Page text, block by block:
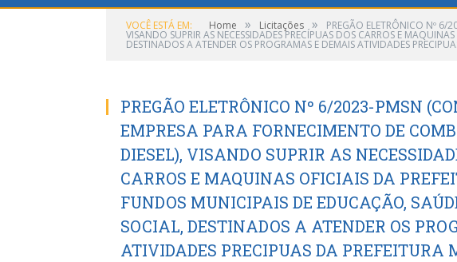
VOCÊ ESTÁ EM: Home » Licitações » PREGÃO ELETRÔNICO Nº 6/
VISANDO SUPRIR AS NECESSIDADES PRECÍPUAS DOS CARROS E
DESTINADOS A ATENDER OS PROGRAMAS E DEMAIS ATIVIDADES
PREGÃO ELETRÔNICO Nº 6/2023-PMSN
EMPRESA PARA FORNECIMENTO DE
DIESEL), VISANDO SUPRIR AS
CARROS E MAQUINAS OFICIAIS DA
FUNDOS MUNICIPAIS DE EDUCAÇÃO,
SOCIAL, DESTINADOS A ATENDER OS
ATIVIDADES PRECIPUAS DA PREFEITURA